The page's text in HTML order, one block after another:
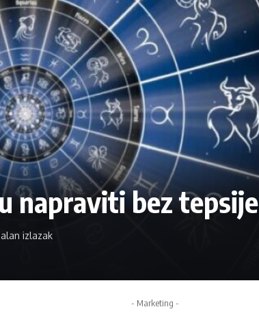
napraviti bez tepsije
izlazak
- Marketing -